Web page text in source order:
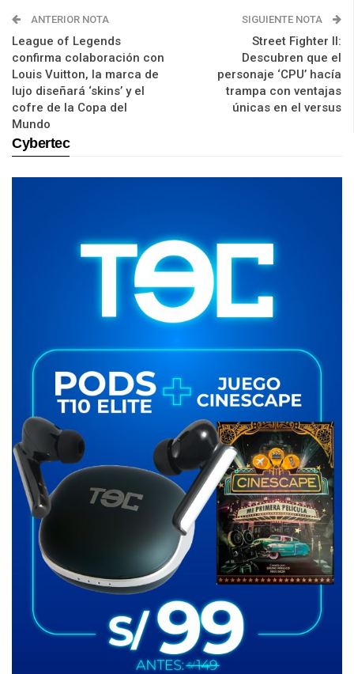
ANTERIOR NOTA
League of Legends
confirma colaboración con
Louis Vuitton, la marca de
lujo diseñará ‘skins’ y el
cofre de la Copa del
Mundo
SIGUIENTE NOTA
Street Fighter II:
Descubren que el
personaje ‘CPU’ hacía
trampa con ventajas
únicas en el versus
Cybertec